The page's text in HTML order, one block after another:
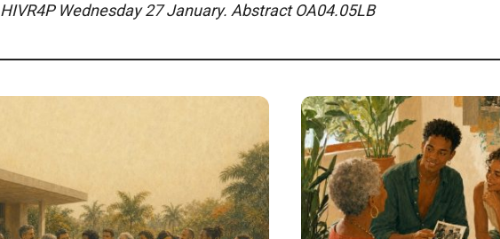
HIVR4P Wednesday 27 January. Abstract OA04.05LB